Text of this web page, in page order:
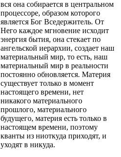
вся она собирается в центральном
процессоре, образом которого
является Бог Вседержитель. От
Него каждое мгновение исходит
энергия бытия, она стекает по
ангельской иерархии, создает наш
материальный мир, то есть, наш
материальный мир в реальности
постоянно обновляется. Материя
существует только в момент
настоящего времени, нет
никакого материального
прошлого, материального
будущего, материя есть только в
настоящем времени, поэтому
кванты из ниоткуда приходят, и
уходят в никуда.